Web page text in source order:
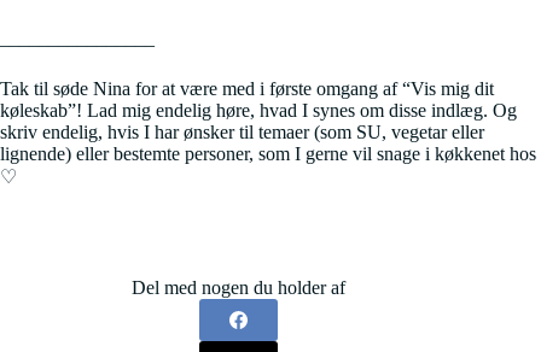
Tak til søde Nina for at være med i første omgang af “Vis mig dit
køleskab”! Lad mig endelig høre, hvad I synes om disse indlæg. Og
skriv endelig, hvis I har ønsker til temaer (som SU, vegetar eller
lignende) eller bestemte personer, som I gerne vil snage i køkkenet hos
♡
Del med nogen du holder af